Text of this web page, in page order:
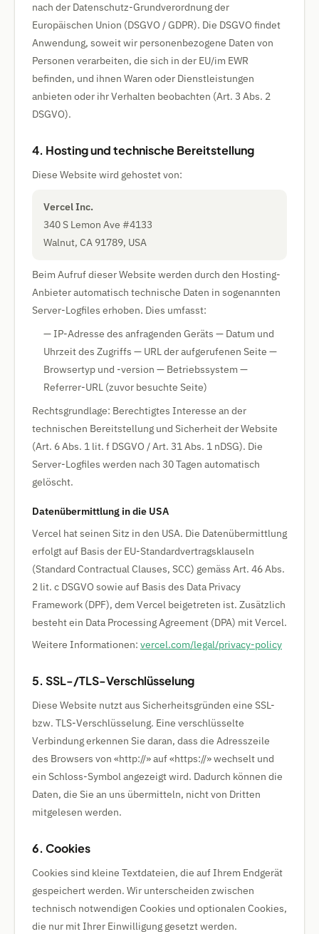
nach der Datenschutz-Grundverordnung der
Europäischen Union (DSGVO / GDPR). Die DSGVO findet
Anwendung, soweit wir personenbezogene Daten von
Personen verarbeiten, die sich in der EU/im EWR
befinden, und ihnen Waren oder Dienstleistungen
anbieten oder ihr Verhalten beobachten (Art. 3 Abs. 2
DSGVO).
4. Hosting und technische Bereitstellung
Diese Website wird gehostet von:
Vercel Inc.
340 S Lemon Ave #4133
Walnut, CA 91789, USA
Beim Aufruf dieser Website werden durch den Hosting-
Anbieter automatisch technische Daten in sogenannten
Server-Logfiles erhoben. Dies umfasst:
— IP-Adresse des anfragenden Geräts — Datum und
Uhrzeit des Zugriffs — URL der aufgerufenen Seite —
Browsertyp und -version — Betriebssystem —
Referrer-URL (zuvor besuchte Seite)
Rechtsgrundlage: Berechtigtes Interesse an der
technischen Bereitstellung und Sicherheit der Website
(Art. 6 Abs. 1 lit. f DSGVO / Art. 31 Abs. 1 nDSG). Die
Server-Logfiles werden nach 30 Tagen automatisch
gelöscht.
Datenübermittlung in die USA
Vercel hat seinen Sitz in den USA. Die Datenübermittlung
erfolgt auf Basis der EU-Standardvertragsklauseln
(Standard Contractual Clauses, SCC) gemäss Art. 46 Abs.
2 lit. c DSGVO sowie auf Basis des Data Privacy
Framework (DPF), dem Vercel beigetreten ist. Zusätzlich
besteht ein Data Processing Agreement (DPA) mit Vercel.
Weitere Informationen: vercel.com/legal/privacy-policy
5. SSL-/TLS-Verschlüsselung
Diese Website nutzt aus Sicherheitsgründen eine SSL-
bzw. TLS-Verschlüsselung. Eine verschlüsselte
Verbindung erkennen Sie daran, dass die Adresszeile
des Browsers von «http://» auf «https://» wechselt und
ein Schloss-Symbol angezeigt wird. Dadurch können die
Daten, die Sie an uns übermitteln, nicht von Dritten
mitgelesen werden.
6. Cookies
Cookies sind kleine Textdateien, die auf Ihrem Endgerät
gespeichert werden. Wir unterscheiden zwischen
technisch notwendigen Cookies und optionalen Cookies,
die nur mit Ihrer Einwilligung gesetzt werden.